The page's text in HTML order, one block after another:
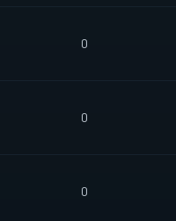
0
0
0